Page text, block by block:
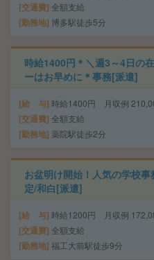
交通費 全額支給
勤務地 博多駅徒歩5分
時給1400円＊＼週3～4日の
ーはお早めに＊事務[派遣]
給 与 時給1400円 月収例
交通費 全額支給
勤務地 薬院駅徒歩2分
お盆明け開始！人気の学校
定/和白[派遣]
給 与 時給1200円 月収例
交通費 全額支給
勤務地 福工大前駅徒歩9分